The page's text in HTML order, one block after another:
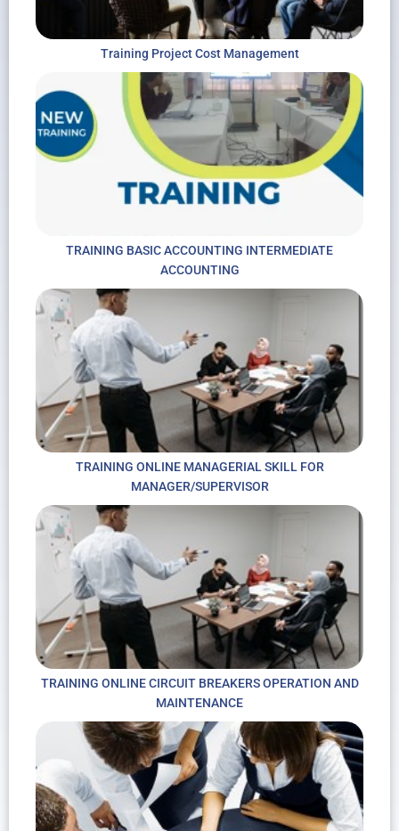
Training Project Cost Management
TRAINING BASIC ACCOUNTING INTERMEDIATE
ACCOUNTING
TRAINING ONLINE MANAGERIAL SKILL FOR
MANAGER/SUPERVISOR
TRAINING ONLINE CIRCUIT BREAKERS OPERATION AND
MAINTENANCE